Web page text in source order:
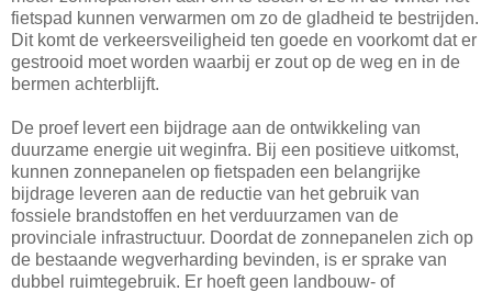
fietspad kunnen verwarmen om zo de gladheid te bestrijden.
Dit komt de verkeersveiligheid ten goede en voorkomt dat er
gestrooid moet worden waarbij er zout op de weg en in de
bermen achterblijft.
De proef levert een bijdrage aan de ontwikkeling van
duurzame energie uit weginfra. Bij een positieve uitkomst,
kunnen zonnepanelen op fietspaden een belangrijke
bijdrage leveren aan de reductie van het gebruik van
fossiele brandstoffen en het verduurzamen van de
provinciale infrastructuur. Doordat de zonnepanelen zich op
de bestaande wegverharding bevinden, is er sprake van
dubbel ruimtegebruik. Er hoeft geen landbouw- of